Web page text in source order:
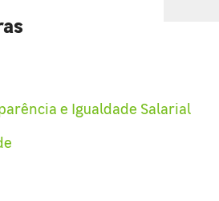
e Igualdade Salarial